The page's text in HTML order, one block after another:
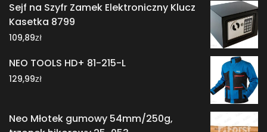
Sejf na Szyfr Zamek Elektroniczny Klucz
Kasetka 8799
109,89zł
NEO TOOLS HD+ 81-215-L
129,99zł
Neo Młotek gumowy 54mm/250g,